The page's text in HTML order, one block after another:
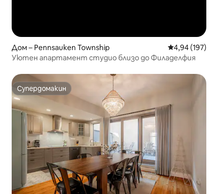
Дом – Pennsauken Township Средна
4,94 (197)
Уютен апартамент студио близо до Филаделфия
Супердомакин
Супердомакин